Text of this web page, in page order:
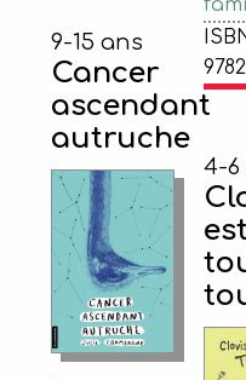
9-15 ans
Cancer
ascendant
autruche
4-6
est